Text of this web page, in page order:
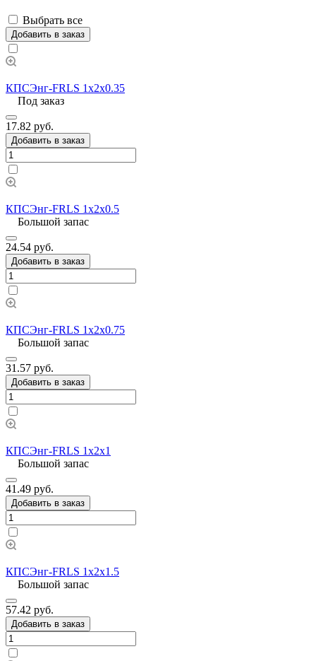
Выбрать все
Добавить в заказ
КПСЭнг-FRLS 1х2х0.35
Под заказ
17.82 руб.
Добавить в заказ
КПСЭнг-FRLS 1х2х0.5
Большой запас
24.54 руб.
Добавить в заказ
КПСЭнг-FRLS 1х2х0.75
Большой запас
31.57 руб.
Добавить в заказ
КПСЭнг-FRLS 1х2х1
Большой запас
41.49 руб.
Добавить в заказ
КПСЭнг-FRLS 1х2х1.5
Большой запас
57.42 руб.
Добавить в заказ